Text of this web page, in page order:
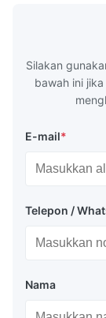
robust and
Silakan
bawah ini
E-mail*
Telepon /
Nama